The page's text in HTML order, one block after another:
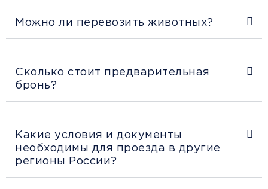
Можно ли перевозить животных?
Сколько стоит предварительная
бронь?
Какие условия и документы
необходимы для проезда в другие
регионы России?